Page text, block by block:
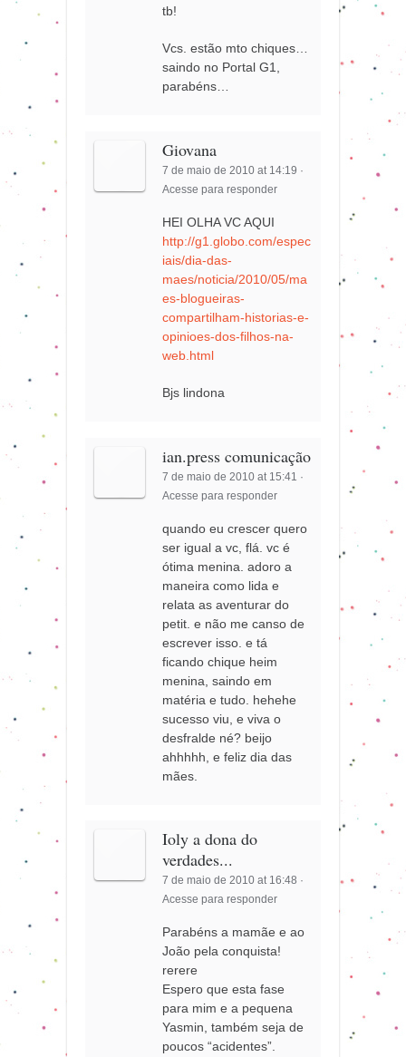
tb!
Vcs. estão mto chiques…
saindo no Portal G1,
parabéns…
Giovana
7 de maio de 2010 at 14:19 ·
Acesse para responder
HEI OLHA VC AQUI
http://g1.globo.com/espec
iais/dia-das-
maes/noticia/2010/05/ma
es-blogueiras-
compartilham-historias-e-
opinioes-dos-filhos-na-
web.html
Bjs lindona
ian.press comunicação
7 de maio de 2010 at 15:41 ·
Acesse para responder
quando eu crescer quero
ser igual a vc, flá. vc é
ótima menina. adoro a
maneira como lida e
relata as aventurar do
petit. e não me canso de
escrever isso. e tá
ficando chique heim
menina, saindo em
matéria e tudo. hehehe
sucesso viu, e viva o
desfralde né? beijo
ahhhhh, e feliz dia das
mães.
Ioly a dona do
verdades...
7 de maio de 2010 at 16:48 ·
Acesse para responder
Parabéns a mamãe e ao
João pela conquista!
rerere
Espero que esta fase
para mim e a pequena
Yasmin, também seja de
poucos “acidentes”.